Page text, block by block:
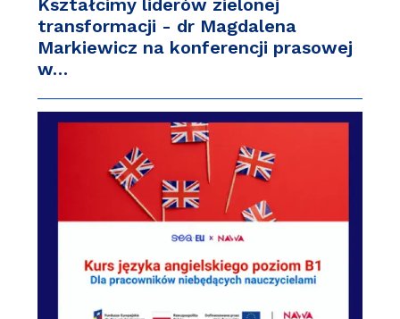
Kształcimy liderów zielonej
transformacji - dr Magdalena
Markiewicz na konferencji prasowej
w…